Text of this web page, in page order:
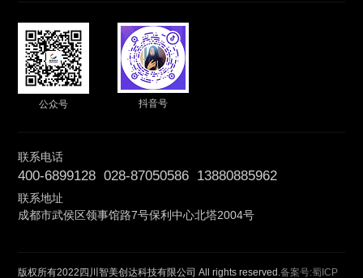
公众号 抖音号
联系电话
400-6899128 028-87050586 13880885962
联系地址
成都市武侯区领事馆路7号保利中心北塔2004号
版权所有2022四川智美创达科技有限公司 All rights reserved.备案号:蜀ICP